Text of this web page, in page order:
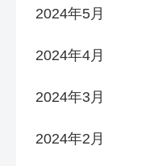
2024年5月
2024年4月
2024年3月
2024年2月